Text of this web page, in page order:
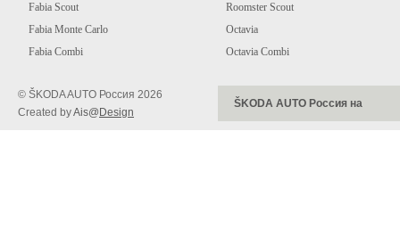
Fabia Scout
Fabia Monte Carlo
Fabia Combi
Roomster Scout
Octavia
Octavia Combi
© ŠKODA AUTO Россия 2026
Created byAis@ Design
ŠKODA AUTO Россия на